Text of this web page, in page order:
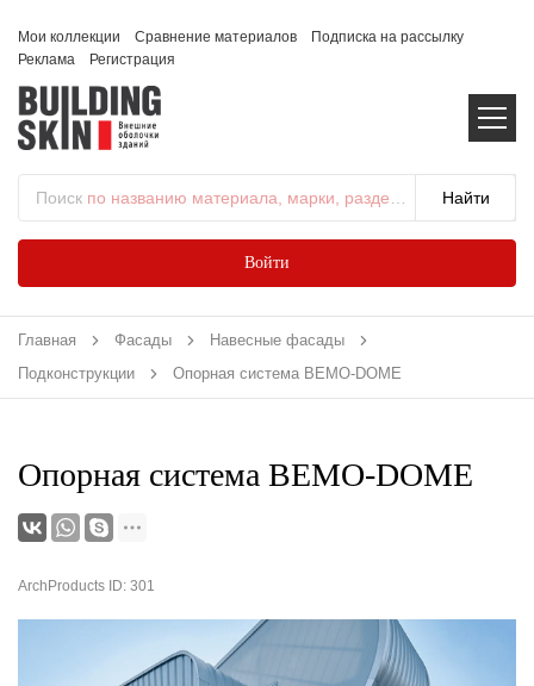
Мои коллекции Сравнение материалов
Подписка на рассылку
Реклама
Регистрация
Поиск по названию материала, марки, раздела...
Войти
Главная Фасады
Навесные фасады
Подконструкции
Опорная система BEMO-DOME
Опорная система BEMO-DOME
ArchProducts ID: 301